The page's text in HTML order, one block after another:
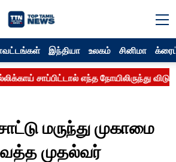
இந்தியா உலகம் சினிமா
மருந்து முகாமை
முதல்வர்